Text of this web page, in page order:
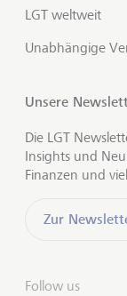
LGT weltweit
Unabhängige
Unsere
Die LGT
Insights und
Finanzen und
Zur
Follow us